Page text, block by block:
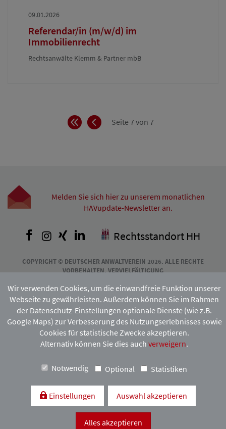
09.01.2026
Referendar/in (m/w/d) im
Immobilienrecht
Rechtsanwälte Klemm & Partner mbB
AnfangZurückSeite 7 von 7
Melden Sie sich hier zu unserem monatlichen
HAVupdate-Newsletter an.
Facebook
Instagram
XingLinkedInRechtsstandort HH
COPYRIGHT © DEUTSCHER ANWALTVEREIN 2026. ALLE RECHTE
VORBEHALTEN. VERVIELFÄLTIGUNG
HAMBURGISCHEN ANWALTVEREINS.
Mitgliedschaft:
Kontakt & Anfahrt Impressum Datenschutzerklärung
Wir verwenden Cookies, um die einwandfreie Funktion unserer
Webseite zu gewährleisten. Außerdem können Sie im Rahmen
der Datenschutz-Einstellungen optionale Dienste (wie z.B.
Google Maps) zur Verbesserung des Nutzungserlebnisses sowie
Cookies für statistische Zwecke akzeptieren.
Alternativ können Sie dies auch verweigern.
Notwendig Optional Statistiken
Einstellungen Auswahl akzeptieren
Alles akzeptieren